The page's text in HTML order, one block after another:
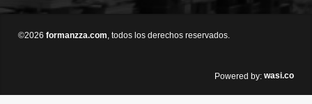
©2026 formanzza.com, todos los derechos reservados.
Powered by: wasi.co